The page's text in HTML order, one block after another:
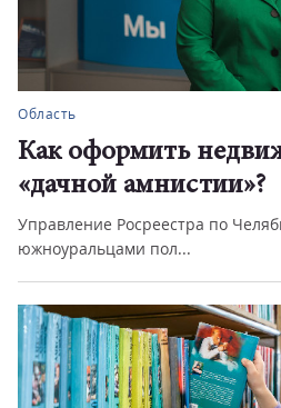
Область
Как оформить
«дачной амнистии»?
Управление Росреестра по
южноуральцами пол...